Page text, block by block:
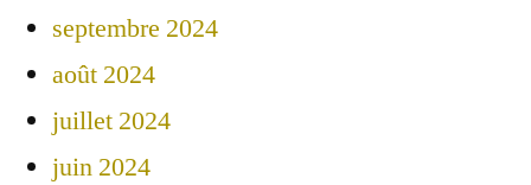
septembre 2024
août 2024
juillet 2024
juin 2024